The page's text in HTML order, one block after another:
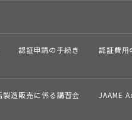
認証申請の手続き 認証費用
製造販売に係る講習会 JAAME